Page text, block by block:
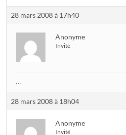
28 mars 2008 à 17h40
Anonyme
Invité
…
28 mars 2008 à 18h04
Anonyme
Invité